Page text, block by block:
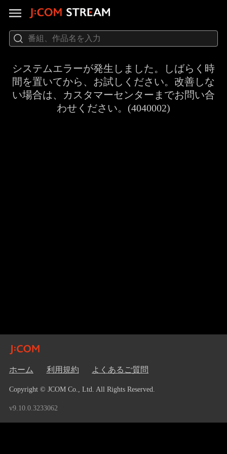
システムエラーが発生しました。しばらく時
間を置いてから、お試しください。改善しな
い場合は、カスタマーセンターまでお問い合
わせください。(4040002)
ホーム 利用規約 よくあるご質問
Copyright © JCOM Co., Ltd. All Rights Reserved.
v9.10.0.3233062